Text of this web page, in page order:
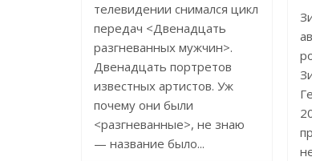
телевидении снимался цикл
передач <Двенадцать
разгневанных мужчин>.
Двенадцать портретов
известных артистов. Уж
почему они были
<разгневанные>, не знаю
— название было...